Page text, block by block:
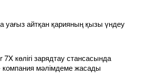
уағыз айтқан қарияның қызы үндеу
7X көлігі зарядтау стансасында
компания мәлімдеме жасады